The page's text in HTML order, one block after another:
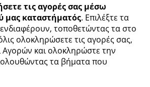
τις αγορές σας μέσω
μας καταστήματός. Επιλέξτε τα
τοποθετώντας τα στο
ολοκληρώσετε τις αγορές σας,
Αγορών και ολοκληρώστε την
τα βήματα που